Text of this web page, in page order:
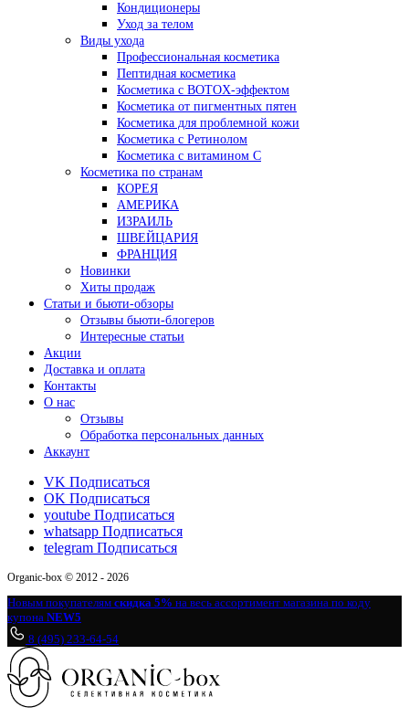
Кондиционеры
Уход за телом
Виды ухода
Профессиональная косметика
Пептидная косметика
Косметика с BOTOX-эффектом
Косметика от пигментных пятен
Косметика для проблемной кожи
Косметика с Ретинолом
Косметика с витамином С
Косметика по странам
КОРЕЯ
АМЕРИКА
ИЗРАИЛЬ
ШВЕЙЦАРИЯ
ФРАНЦИЯ
Новинки
Хиты продаж
Статьи и бьюти-обзоры
Отзывы бьюти-блогеров
Интересные статьи
Акции
Доставка и оплата
Контакты
О нас
Отзывы
Обработка персональных данных
Аккаунт
VK Подписаться
OK Подписаться
youtube Подписаться
whatsapp Подписаться
telegram Подписаться
Organic-box © 2012 - 2026
Новым покупателям скидка 5% на весь ассортимент магазина по коду
купона NEW5
8 (495) 233-64-54